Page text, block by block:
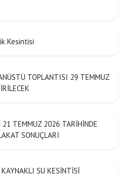
Kesintisi
TOPLANTISI 29 TEMMUZ
21 TEMMUZ 2026 TARİHİNDE
SONUÇLARI
SU KESİNTİSİ